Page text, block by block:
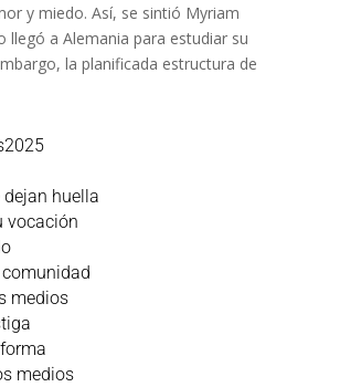
y miedo. Así, se sintió Myriam
llegó a Alemania para estudiar su
la planificada estructura de
huella
vocación
comunidad
medios
medios